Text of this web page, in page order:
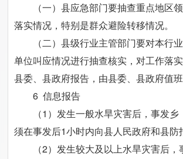
（一）县应急部门要抽查重点地区
落实情况，特别是群众避险转移情况。
（二）县级行业主管部门要对本行
单位叫应情况进行抽查核实，对工作落
县委、县政府报告，由县委、县政府值班
6 信息报告
（1）发生一般水旱灾害后，事发
须在事发后1小时内向县人民政府和县防
（2）发生较大及以上水旱灾害后